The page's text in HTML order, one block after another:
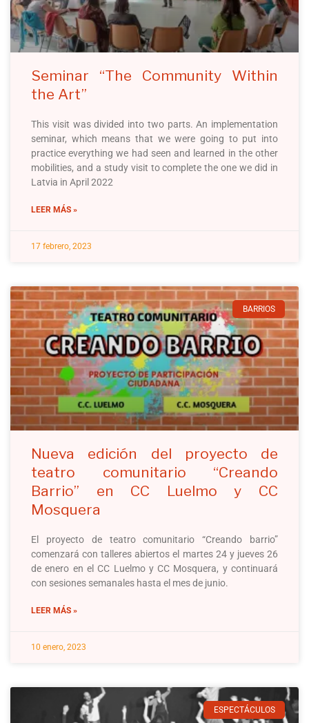
Seminar “The Community Within
the Art”
This visit was divided into two parts. An implementation
seminar, which means that we were going to put into
practice everything we had seen and learned in the other
mobilities, and a study visit to complete the one we did in
Latvia in April 2022
LEER MÁS »
17 febrero, 2023
BARRIOS
Nueva edición del proyecto de
teatro comunitario “Creando
Barrio” en CC Luelmo y CC
Mosquera
El proyecto de teatro comunitario “Creando barrio”
comenzará con talleres abiertos el martes 24 y jueves 26
de enero en el CC Luelmo y CC Mosquera, y continuará
con sesiones semanales hasta el mes de junio.
LEER MÁS »
10 enero, 2023
ESPECTÁCULOS